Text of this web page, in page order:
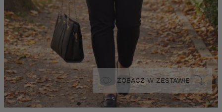
ZOBACZ W ZESTAWIE